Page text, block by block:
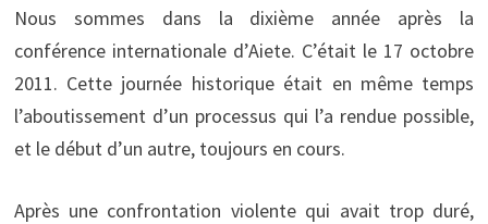
Nous sommes dans la dixième année après la
conférence internationale d’Aiete. C’était le 17 octobre
2011. Cette journée historique était en même temps
l’aboutissement d’un processus qui l’a rendue possible,
et le début d’un autre, toujours en cours.
Après une confrontation violente qui avait trop duré,